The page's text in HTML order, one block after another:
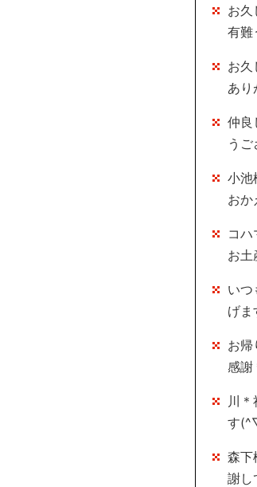
お久
有難
お久
あり
仲良
う
小池
おか
コ
お土
いつ
げま
お
感謝
川＊
す
森
謝し